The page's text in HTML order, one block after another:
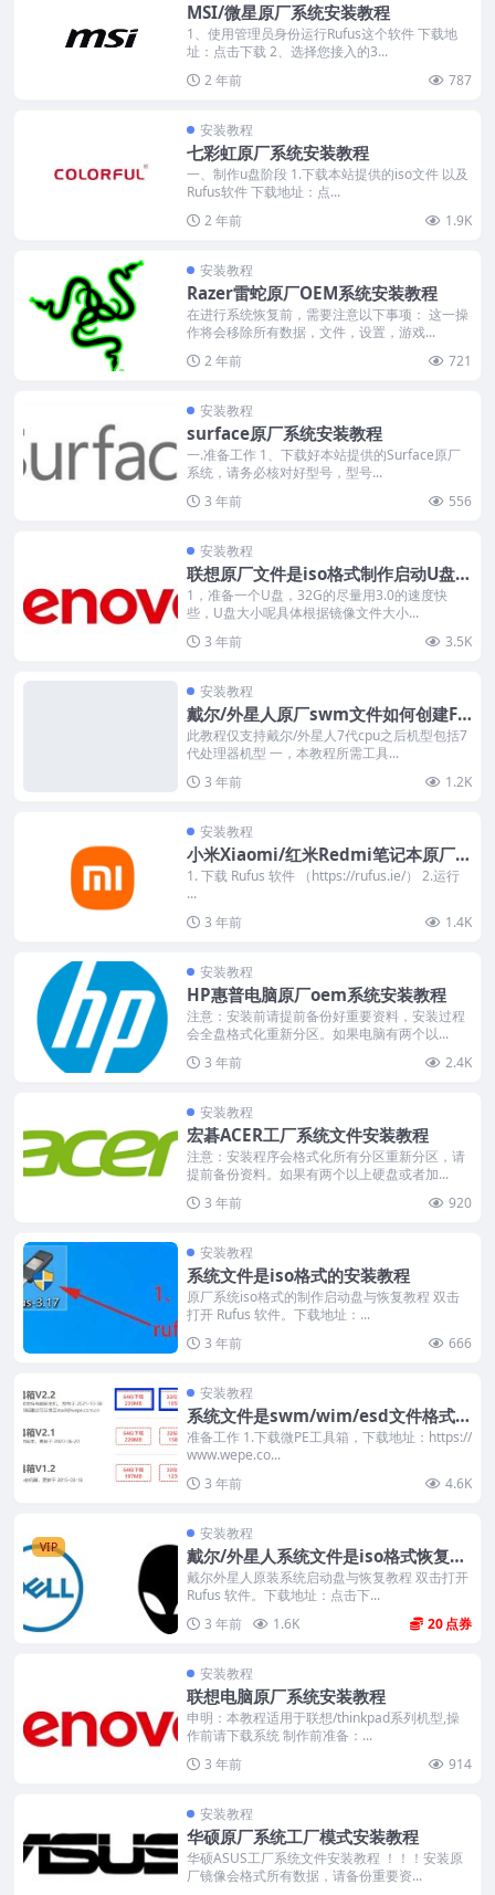
MSI/微星原厂系统安装教程
1、使用管理员身份运行Rufus这个软件 下载地
址：点击下载 2、选择您接入的3...
2 年前
787
安装教程
七彩虹原厂系统安装教程
一、制作u盘阶段 1.下载本站提供的iso文件 以及
Rufus软件 下载地址：点...
2 年前
1.9K
安装教程
Razer雷蛇原厂OEM系统安装教程
在进行系统恢复前，需要注意以下事项： 这一操
作将会移除所有数据，文件，设置，游戏...
2 年前
721
安装教程
surface原厂系统安装教程
一.准备工作 1、下载好本站提供的Surface原厂
系统，请务必核对好型号，型号...
3 年前
556
安装教程
联想原厂文件是iso格式制作启动U盘安
装原厂系统教程
1，准备一个U盘，32G的尽量用3.0的速度快
些，U盘大小呢具体根据镜像文件大小...
3 年前
3.5K
安装教程
戴尔/外星人原厂swm文件如何创建F1
2 SupportAssist OS Recovery恢复
教程
此教程仅支持戴尔/外星人7代cpu之后机型包括7
代处理器机型 一，本教程所需工具...
3 年前
1.2K
安装教程
小米Xiaomi/红米Redmi笔记本原厂O
EM系统重装教程
1. 下载 Rufus 软件 （https://rufus.ie/） 2.运行
...
3 年前
1.4K
安装教程
HP惠普电脑原厂oem系统安装教程
注意：安装前请提前备份好重要资料，安装过程
会全盘格式化重新分区。如果电脑有两个以...
3 年前
2.4K
安装教程
宏碁ACER工厂系统文件安装教程
注意：安装程序会格式化所有分区重新分区，请
提前备份资料。如果有两个以上硬盘或者加...
3 年前
920
安装教程
系统文件是iso格式的安装教程
原厂系统iso格式的制作启动盘与恢复教程 双击
打开 Rufus 软件。下载地址：...
3 年前
666
安装教程
系统文件是swm/wim/esd文件格式安
装windows系统教程
准备工作 1.下载微PE工具箱，下载地址：https://
www.wepe.co...
3 年前
4.6K
VIP
安装教程
戴尔/外星人系统文件是iso格式恢复出
厂安装教程
戴尔外星人原装系统启动盘与恢复教程 双击打开
Rufus 软件。下载地址：点击下...
3 年前
1.6K 20
安装教程
联想电脑原厂系统安装教程
申明：本教程适用于联想/thinkpad系列机型,操
作前请下载系统 制作前准备：...
3 年前
914
安装教程
华硕原厂系统工厂模式安装教程
华硕ASUS工厂系统文件安装教程 ！！！安装原
厂镜像会格式所有数据，请备份重要资...